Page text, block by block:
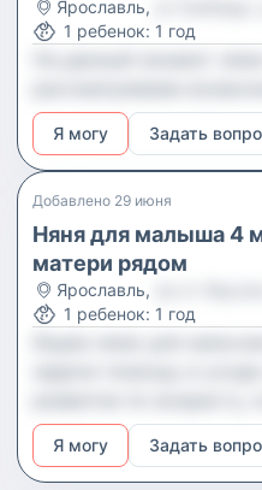
Ярославль,
1 ребенок: 1 год
Я могу Задать
Добавлено 29 июня
Няня для малыша 4
матери рядом
Ярославль,
1 ребенок: 1 год
соблюдение гигиены, а
наблюдение за
Я могу Задать